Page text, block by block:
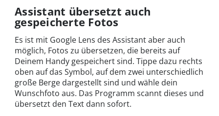
Assistant übersetzt auch
gespeicherte Fotos
Es ist mit Google Lens des Assistant aber auch
möglich, Fotos zu übersetzen, die bereits auf
Deinem Handy gespeichert sind. Tippe dazu rechts
oben auf das Symbol, auf dem zwei unterschiedlich
große Berge dargestellt sind und wähle dein
Wunschfoto aus. Das Programm scannt dieses und
übersetzt den Text dann sofort.